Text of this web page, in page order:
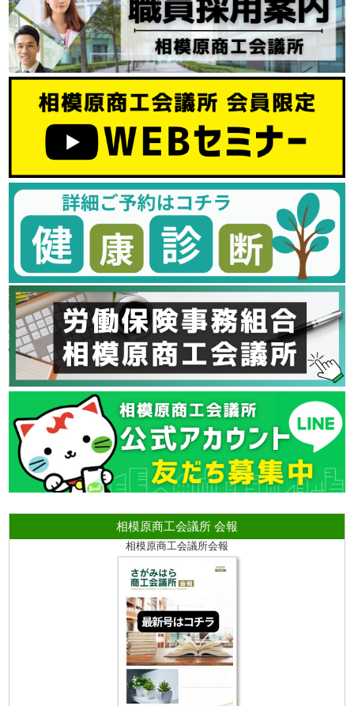
相模原商工会議所 会報
相模原商工会議所会報